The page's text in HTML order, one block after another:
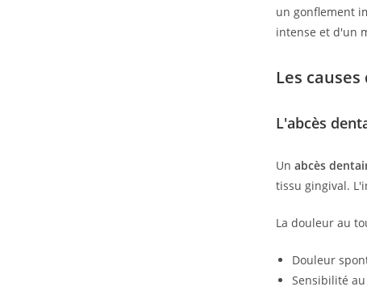
un gonflement
intense et d'un
Les
L'abcès
Un abcès
tissu gingival.
La douleur au
Douleur
Sensibilité